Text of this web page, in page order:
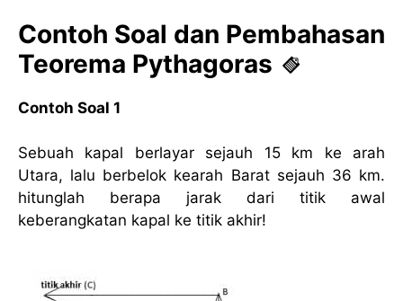
Contoh Soal dan Pembahasan
Teorema Pythagoras
Contoh Soal 1
Sebuah kapal berlayar sejauh 15 km ke arah
Utara, lalu berbelok kearah Barat sejauh 36 km.
hitunglah berapa jarak dari titik awal
keberangkatan kapal ke titik akhir!